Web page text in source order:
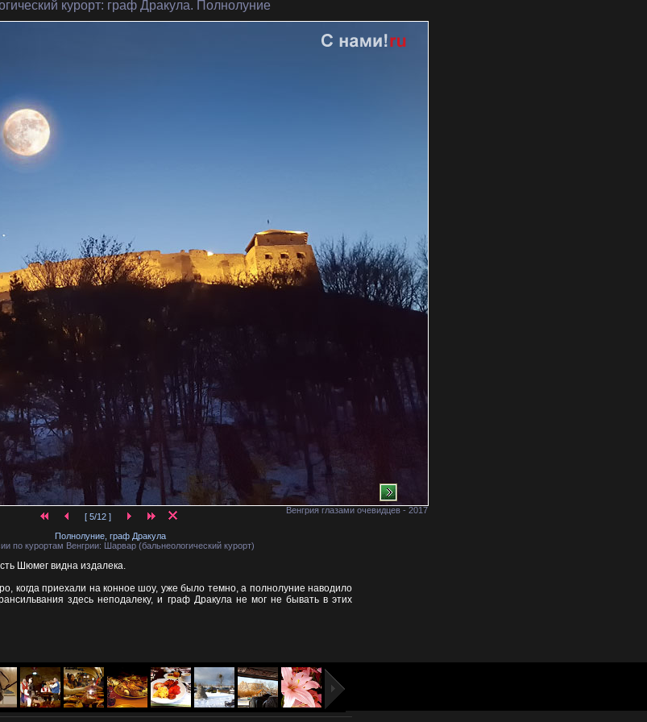
курорт: граф Дракула. Полнолуние
Венгрия глазами очевидцев - 2017
[ 5/12 ]
Полнолуние, граф Дракула
по курортам Венгрии: Шарвар (бальнеологический курорт)
Шюмег видна издалека.
когда приехали на конное шоу, уже было темно, а полнолуние наводило
здесь неподалеку, и граф Дракула не мог не бывать в этих